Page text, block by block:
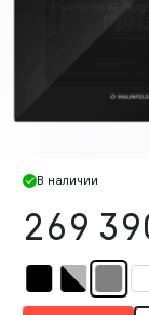
В наличии
269